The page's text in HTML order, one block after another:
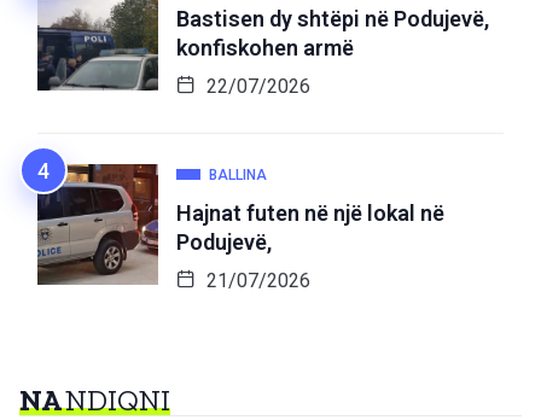
Bastisen dy shtëpi në Podujevë,
konfiskohen armë
22/07/2026
BALLINA
Hajnat futen në një lokal në
Podujevë,
21/07/2026
NANDIQNI